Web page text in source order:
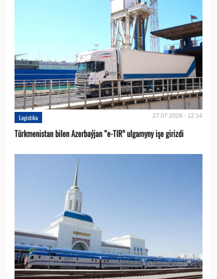
Logistika 27.07.2026 - 12:14
Türkmenistan bilen Azerbaýjan “e-TIR” ulgamyny işe girizdi